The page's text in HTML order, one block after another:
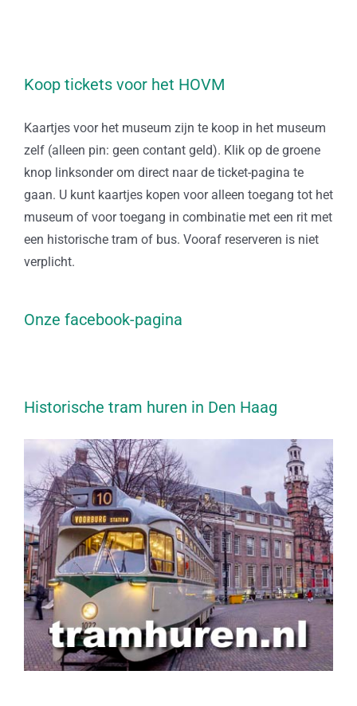
Koop tickets voor het HOVM
Kaartjes voor het museum zijn te koop in het museum
zelf (alleen pin: geen contant geld). Klik op de groene
knop linksonder om direct naar de ticket-pagina te
gaan. U kunt kaartjes kopen voor alleen toegang tot het
museum of voor toegang in combinatie met een rit met
een historische tram of bus. Vooraf reserveren is niet
verplicht.
Onze facebook-pagina
Historische tram huren in Den Haag